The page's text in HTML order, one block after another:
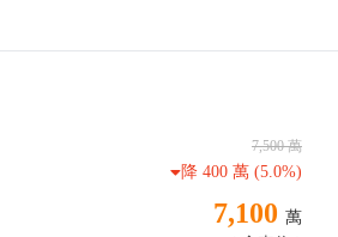
7,500 萬
降 400 萬 (5.0%)
7,100 萬